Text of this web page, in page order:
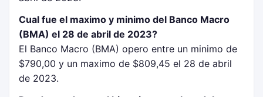
Cual fue el maximo y minimo del Banco Macro
(BMA) el 28 de abril de 2023?
El Banco Macro (BMA) opero entre un minimo de
$790,00 y un maximo de $809,45 el 28 de abril
de 2023.